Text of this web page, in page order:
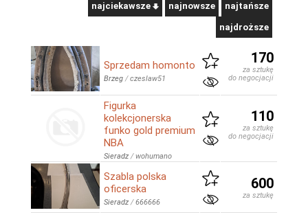
najciekawsze najnowsze najtańsze
najdroższe
Sprzedam homonto
Brzeg /czeslaw51
170
za sztukę
do negocjacji
Figurka
kolekcjonerska
funko gold premium
NBA
Sieradz /wohumano
110
za sztukę
do negocjacji
Szabla polska
oficerska
Sieradz /666666
600
za sztukę